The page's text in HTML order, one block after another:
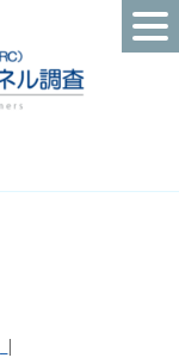
|